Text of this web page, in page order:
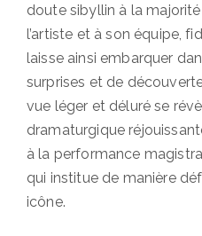
doute sibyllin à la
l’artiste et à son équipe,
laisse ainsi embarquer
surprises et de
vue léger et déluré se
dramaturgique
à la performance
qui institue de manière
icône.